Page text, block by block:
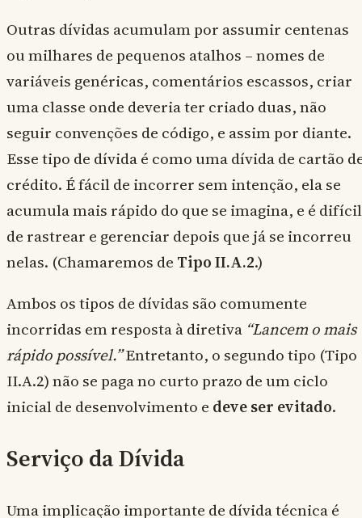
Outras dívidas acumulam por assumir centenas
ou milhares de pequenos atalhos – nomes de
variáveis genéricas, comentários escassos, criar
uma classe onde deveria ter criado duas, não
seguir convenções de código, e assim por diante.
Esse tipo de dívida é como uma dívida de cartão
crédito. É fácil de incorrer sem intenção, ela se
acumula mais rápido do que se imagina, e é difícil
de rastrear e gerenciar depois que já se incorreu
nelas. (Chamaremos de Tipo II.A.2.)
Ambos os tipos de dívidas são comumente
incorridas em resposta à diretiva “Lancem o mais
rápido possível.”Entretanto, o segundo tipo (Tipo
II.A.2) não se paga no curto prazo de um ciclo
inicial de desenvolvimento e deve ser evitado.
Serviço da Dívida
Uma implicação importante de dívida técnica é